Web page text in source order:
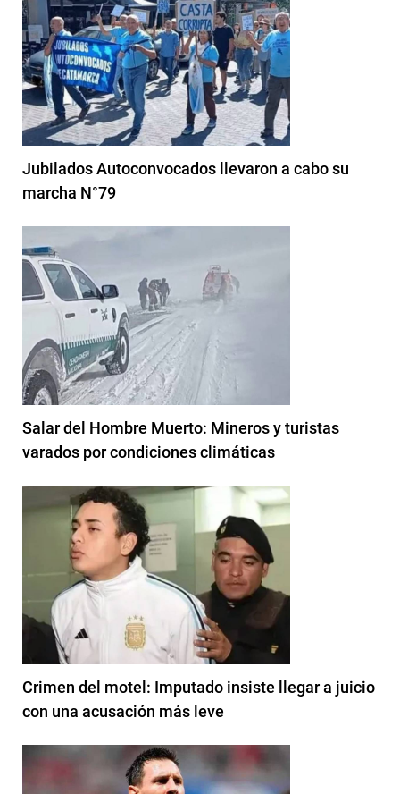
Jubilados Autoconvocados llevaron a cabo su
marcha N°79
Salar del Hombre Muerto: Mineros y turistas
varados por condiciones climáticas
Crimen del motel: Imputado insiste llegar a juicio
con una acusación más leve